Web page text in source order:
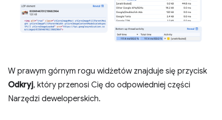
W prawym górnym rogu widżetów znajduje się przycisk
Odkryj, który przenosi Cię do odpowiedniej części
Narzędzi deweloperskich.